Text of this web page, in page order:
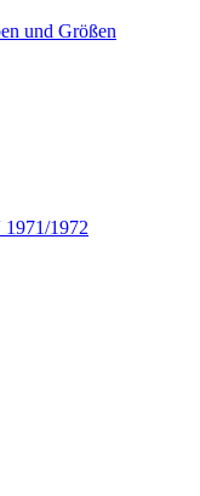
und Größen
1972